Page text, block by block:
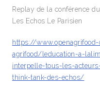
Replay de la conférence
Les Echos Le Parisien
https://
agrifood/leducation-a-
interpelle-tous-les-
think-tank-des-echos/